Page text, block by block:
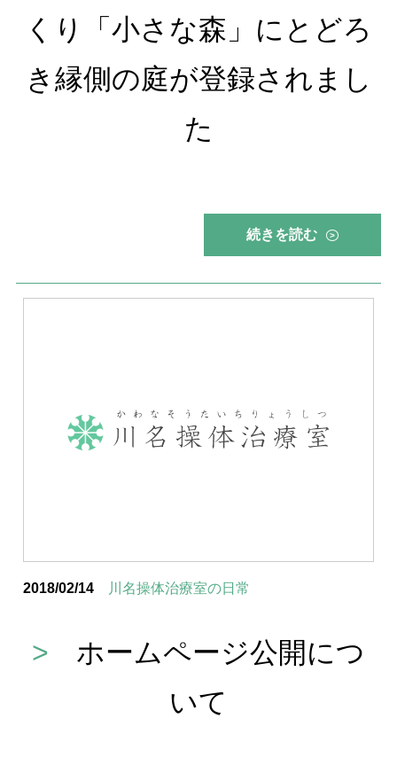
くり「小さな森」にとどろ
き縁側の庭が登録されまし
た
続きを読む >
2018/02/14 川名操体治療室の日常
>
ホームページ公開につ
いて